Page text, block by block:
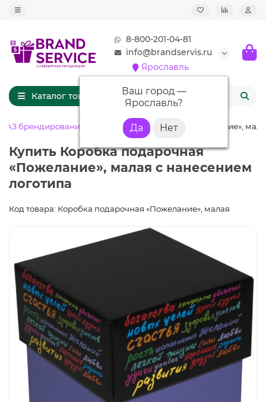
8-800-201-04-81
info@brandservis.ru
Ярославль
Ваш город —
Ярославль?
Каталог товаров
брендирование Коробка подарочная «Пожелание»,
Купить Коробка подарочная
«Пожелание», малая с нанесением
логотипа
Код товара: Коробка подарочная «Пожелание», малая